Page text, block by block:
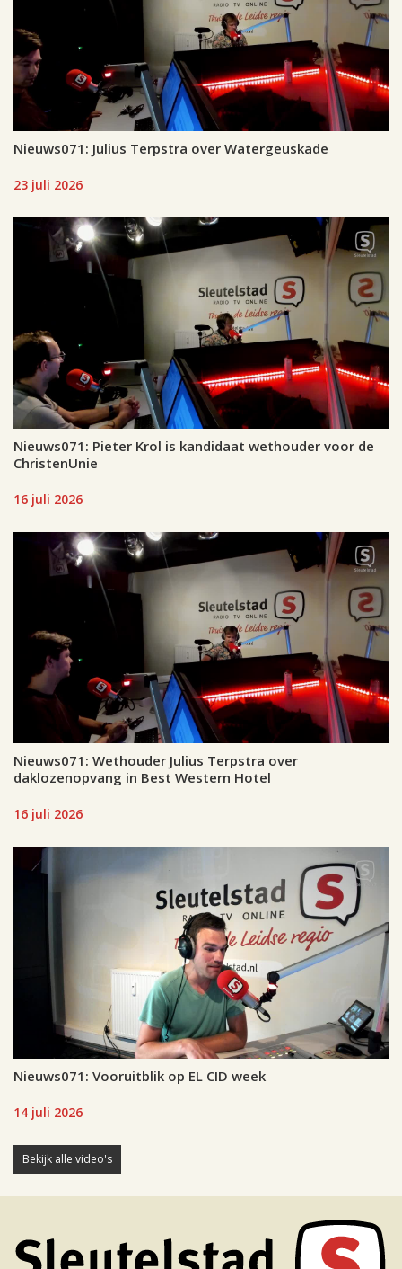
Nieuws071: Julius Terpstra over Watergeuskade
23 juli 2026
Nieuws071: Pieter Krol is kandidaat wethouder voor de
ChristenUnie
16 juli 2026
Nieuws071: Wethouder Julius Terpstra over
daklozenopvang in Best Western Hotel
16 juli 2026
Nieuws071: Vooruitblik op EL CID week
14 juli 2026
Bekijk alle video's